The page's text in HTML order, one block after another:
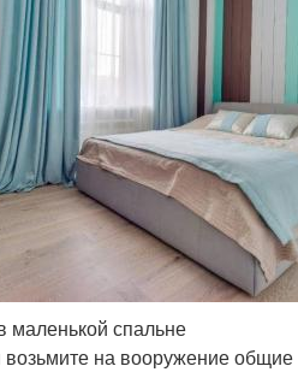
спальне
на вооружение